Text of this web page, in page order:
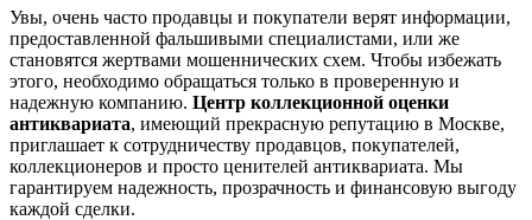
Увы, очень часто продавцы и покупатели верят информации,
предоставленной фальшивыми специалистами, или же
становятся жертвами мошеннических схем. Чтобы избежать
этого, необходимо обращаться только в проверенную и
надежную компанию. Центр коллекционной оценки
антиквариата, имеющий прекрасную репутацию в Москве,
приглашает к сотрудничеству продавцов, покупателей,
коллекционеров и просто ценителей антиквариата. Мы
гарантируем надежность, прозрачность и финансовую выгоду
каждой сделки.